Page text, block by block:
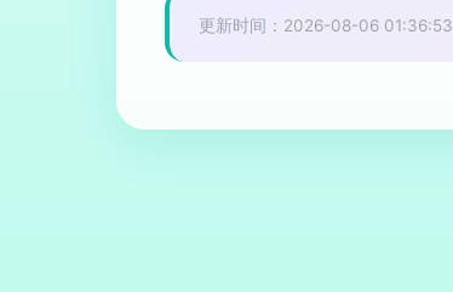
更新时间：2026-08-06 01:36:53